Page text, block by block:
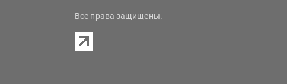
Все права защищены.